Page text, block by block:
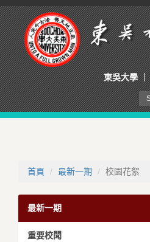
東吳大學
首頁 最新一期 校園花絮
最新一期
重要校聞